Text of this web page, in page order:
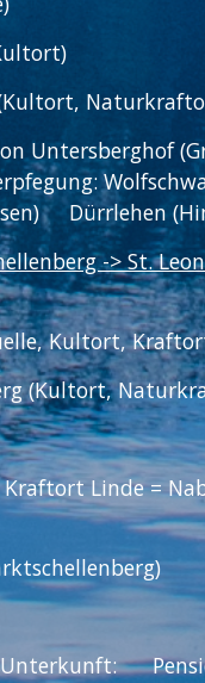
Dürrlehen
-> St.
Kultort,
(Kultort,
Linde =
Unterkunft: